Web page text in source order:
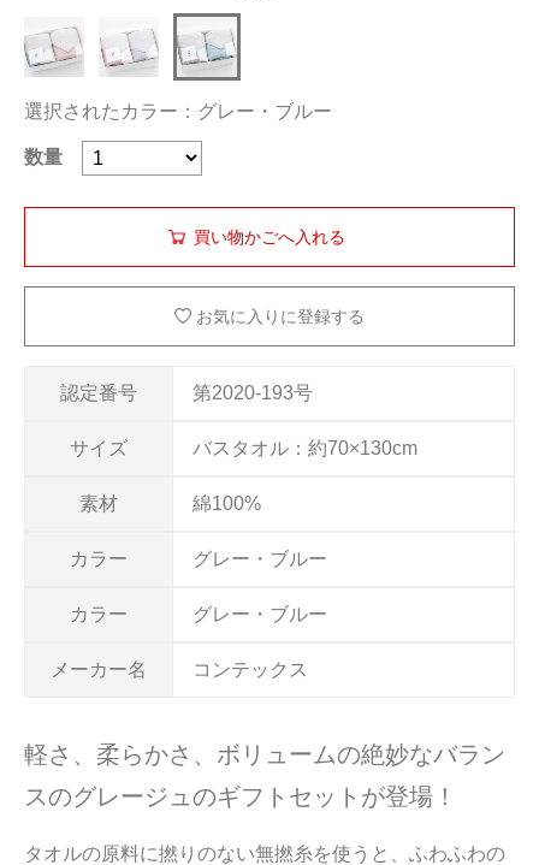
お問い合わせ
認定番号 第2020-193号
サイズ バスタオル：約70×130cm
素材 綿100%
カラー グレー・ブルー
カラー グレー・ブルー
メーカー名 コンテックス
選択されたカラー：グレー・ブルー
数量
お気に入りに登録する
軽さ、柔らかさ、ボリュームの絶妙なバラン
スのグレージュのギフトセットが登場！
タオルの原料に撚りのない無撚糸を使うと、ふわふわの